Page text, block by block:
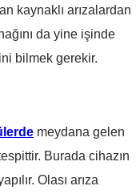
kaynaklı arızalardan
da yine işinde
bilmek gerekir.
meydana gelen
Burada cihazın
Olası arıza